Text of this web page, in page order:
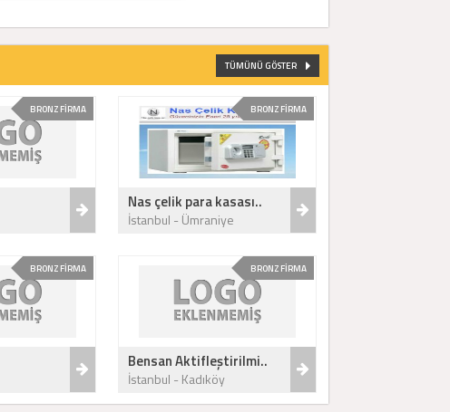
TÜMÜNÜ GÖSTER
BRONZ FİRMA BRONZ FİRMA
Nas çelik para kasası..
İstanbul - Ümraniye
BRONZ FİRMA BRONZ FİRMA
Bensan Aktifleştirilmi..
İstanbul - Kadıköy